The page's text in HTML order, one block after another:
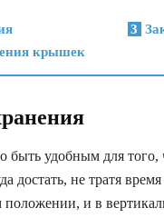
крышек
3
удобным для
достать, не тратя
положении, и в